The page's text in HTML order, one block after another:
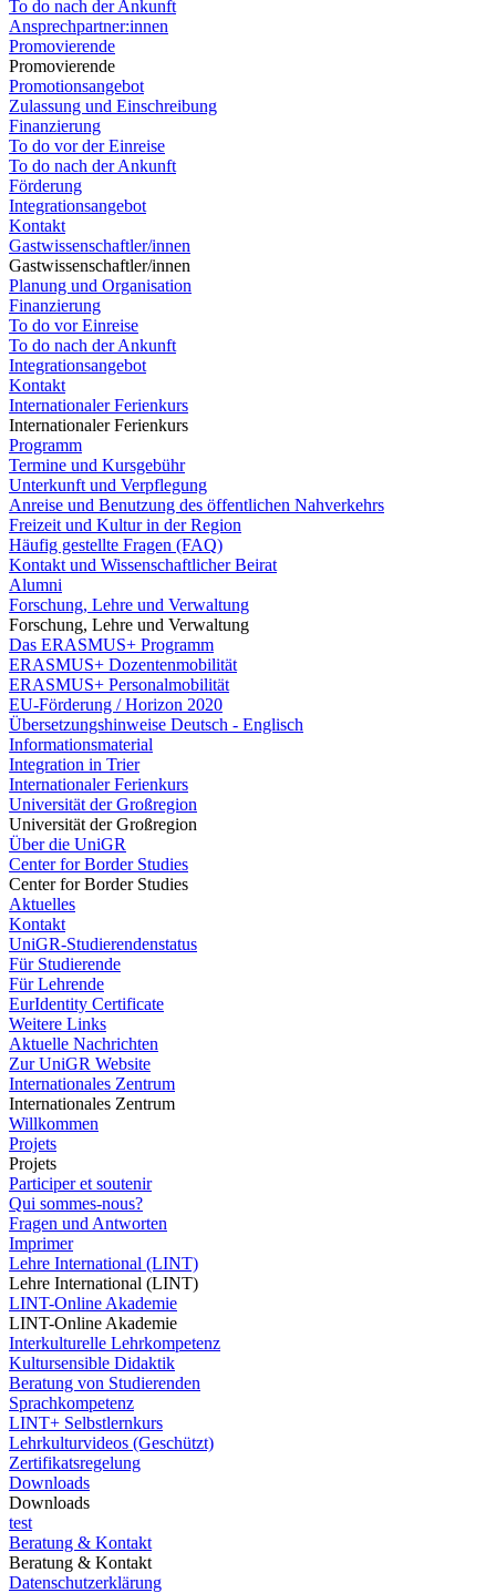
To do nach der Ankunft
Ansprechpartner:innen
Promovierende
Promovierende
Promotionsangebot
Zulassung und Einschreibung
Finanzierung
To do vor der Einreise
To do nach der Ankunft
Förderung
Integrationsangebot
Kontakt
Gastwissenschaftler/innen
Gastwissenschaftler/innen
Planung und Organisation
Finanzierung
To do vor Einreise
To do nach der Ankunft
Integrationsangebot
Kontakt
Internationaler Ferienkurs
Internationaler Ferienkurs
Programm
Termine und Kursgebühr
Unterkunft und Verpflegung
Anreise und Benutzung des öffentlichen Nahverkehrs
Freizeit und Kultur in der Region
Häufig gestellte Fragen (FAQ)
Kontakt und Wissenschaftlicher Beirat
Alumni
Forschung, Lehre und Verwaltung
Forschung, Lehre und Verwaltung
Das ERASMUS+ Programm
ERASMUS+ Dozentenmobilität
ERASMUS+ Personalmobilität
EU-Förderung / Horizon 2020
Übersetzungshinweise Deutsch - Englisch
Informationsmaterial
Integration in Trier
Internationaler Ferienkurs
Universität der Großregion
Universität der Großregion
Über die UniGR
Center for Border Studies
Center for Border Studies
Aktuelles
Kontakt
UniGR-Studierendenstatus
Für Studierende
Für Lehrende
EurIdentity Certificate
Weitere Links
Aktuelle Nachrichten
Zur UniGR Website
Internationales Zentrum
Internationales Zentrum
Willkommen
Projets
Projets
Participer et soutenir
Qui sommes-nous?
Fragen und Antworten
Imprimer
Lehre International (LINT)
Lehre International (LINT)
LINT-Online Akademie
LINT-Online Akademie
Interkulturelle Lehrkompetenz
Kultursensible Didaktik
Beratung von Studierenden
Sprachkompetenz
LINT+ Selbstlernkurs
Lehrkulturvideos (Geschützt)
Zertifikatsregelung
Downloads
Downloads
test
Beratung & Kontakt
Beratung & Kontakt
Datenschutzerklärung